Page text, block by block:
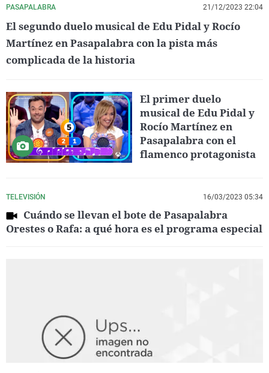
PASAPALABRA 21/12/2023 22:04
El segundo duelo musical de Edu Pidal y Rocío
Martínez en Pasapalabra con la pista más
complicada de la historia
El primer duelo
musical de Edu Pidal y
Rocío Martínez en
Pasapalabra con el
flamenco protagonista
TELEVISIÓN 16/03/2023 05:34
Cuándo se llevan el bote de Pasapalabra
Orestes o Rafa: a qué hora es el programa especial